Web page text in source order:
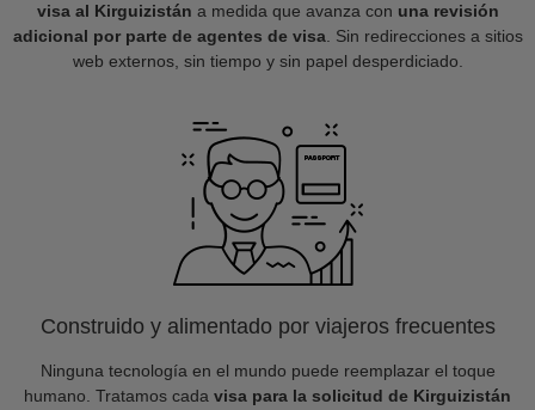
visa al Kirguizistán a medida que avanza con una revisión
adicional por parte de agentes de visa. Sin redirecciones a sitios
web externos, sin tiempo y sin papel desperdiciado.
Construido y alimentado por viajeros frecuentes
Ninguna tecnología en el mundo puede reemplazar el toque
humano. Tratamos cada visa para la solicitud de Kirguizistán